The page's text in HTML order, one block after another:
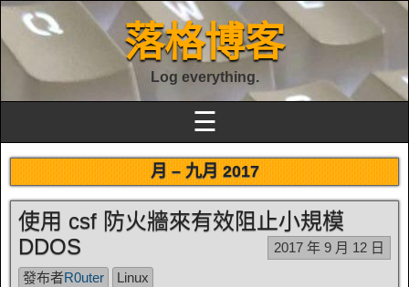
落格博客
Log everything.
☰
月 –九月 2017
使用 csf 防火牆來有效阻止小規模
DDOS
2017 年 9 月 12 日
發布者R0uter Linux